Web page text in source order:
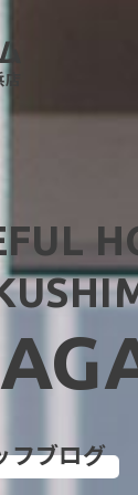
フブログ